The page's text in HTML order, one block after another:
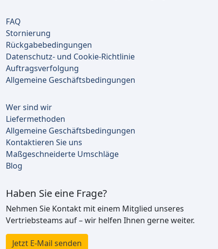
FAQ
Stornierung
Rückgabebedingungen
Datenschutz- und Cookie-Richtlinie
Auftragsverfolgung
Allgemeine Geschäftsbedingungen
Wer sind wir
Liefermethoden
Allgemeine Geschäftsbedingungen
Kontaktieren Sie uns
Maßgeschneiderte Umschläge
Blog
Haben Sie eine Frage?
Nehmen Sie Kontakt mit einem Mitglied unseres
Vertriebsteams auf – wir helfen Ihnen gerne weiter.
Jetzt E-Mail senden